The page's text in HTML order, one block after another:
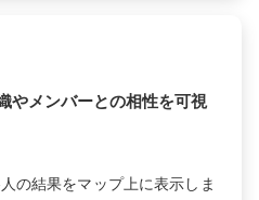
やメンバーとの相性を可視
の結果をマップ上に表示しま